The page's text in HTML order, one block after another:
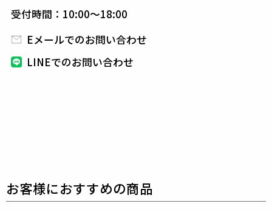
有名デザイナーを多数輩出するイタリアのファッショ
ンと文化。
アのクラシカルな伝統と
受付時間：10:00～18:00
Eメールでのお問い合わせ
LINEでのお問い合わせ